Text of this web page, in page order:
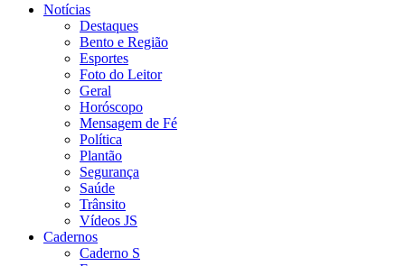
Notícias
Destaques
Bento e Região
Esportes
Foto do Leitor
Geral
Horóscopo
Mensagem de Fé
Política
Plantão
Segurança
Saúde
Trânsito
Vídeos JS
Cadernos
Caderno S